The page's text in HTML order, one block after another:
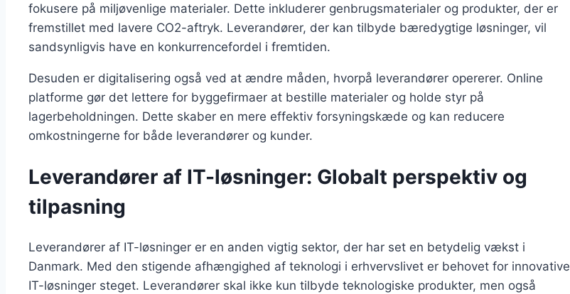
fokusere på miljøvenlige materialer. Dette inkluderer genbrugsmaterialer og produkter, der er
fremstillet med lavere CO2-aftryk. Leverandører, der kan tilbyde bæredygtige løsninger, vil
sandsynligvis have en konkurrencefordel i fremtiden.
Desuden er digitalisering også ved at ændre måden, hvorpå leverandører opererer. Online
platforme gør det lettere for byggefirmaer at bestille materialer og holde styr på
lagerbeholdningen. Dette skaber en mere effektiv forsyningskæde og kan reducere
omkostningerne for både leverandører og kunder.
Leverandører af IT-løsninger: Globalt perspektiv og
tilpasning
Leverandører af IT-løsninger er en anden vigtig sektor, der har set en betydelig vækst i
Danmark. Med den stigende afhængighed af teknologi i erhvervslivet er behovet for innovative
IT-løsninger steget. Leverandører skal ikke kun tilbyde teknologiske produkter, men også